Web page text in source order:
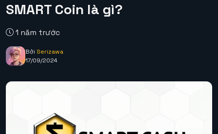
SMART Coin là gì?
1 năm trước
Bởi Serizawa
17/09/2024